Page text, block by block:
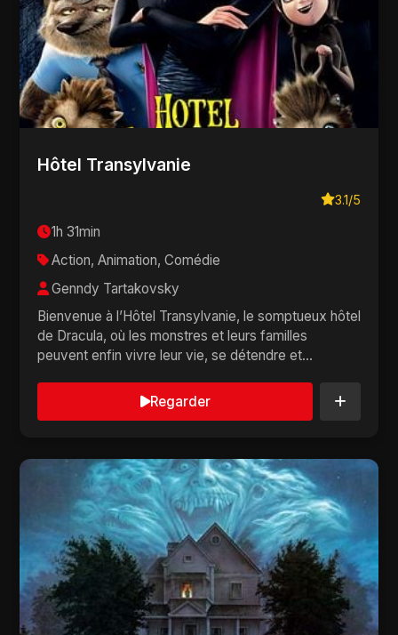
Hôtel Transylvanie
3.1/5
1h 31min
Action, Animation, Comédie
Genndy Tartakovsky
Bienvenue à l’Hôtel Transylvanie, le somptueux hôtel
de Dracula, où les monstres et leurs familles
peuvent enfin vivre leur vie, se détendre et...
Regarder